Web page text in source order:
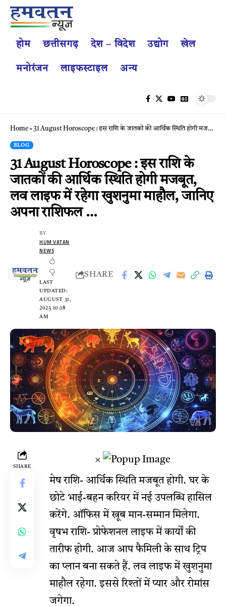
होम छत्तीसगढ़ देश – विदेश उद्योग खेल
मनोरंजन लाइफस्टाइल अन्य
Home»31 August Horoscope : इस राशि के जातकों की आर्थिक स्थिति होगी मजबूत, लव लाइफ में रहेगा खुशनुमा माहौल, जानिए अपना राशिफल …
BLOG
31 August Horoscope : इस राशि के
जातकों की आर्थिक स्थिति होगी मजबूत,
लव लाइफ में रहेगा खुशनुमा माहौल, जानिए
अपना राशिफल …
LAST
UPDATED:
AUGUST 31,
2025 10:18
AM
BY
HUM VATAN
NEWS
SHARE
SHARE
×
मेष राशि- आर्थिक स्थिति मजबूत होगी. घर के
छोटे भाई-बहन करियर में नई उपलब्धि हासिल
करेंगे. ऑफिस में खूब मान-सम्मान मिलेगा.
वृषभ राशि- प्रोफेशनल लाइफ में कार्यों की
तारीफ होगी. आज आप फैमिली के साथ ट्रिप
का प्लान बना सकते हैं. लव लाइफ में खुशनुमा
माहौल रहेगा. इससे रिश्तों में प्यार और रोमांस
जगेगा.